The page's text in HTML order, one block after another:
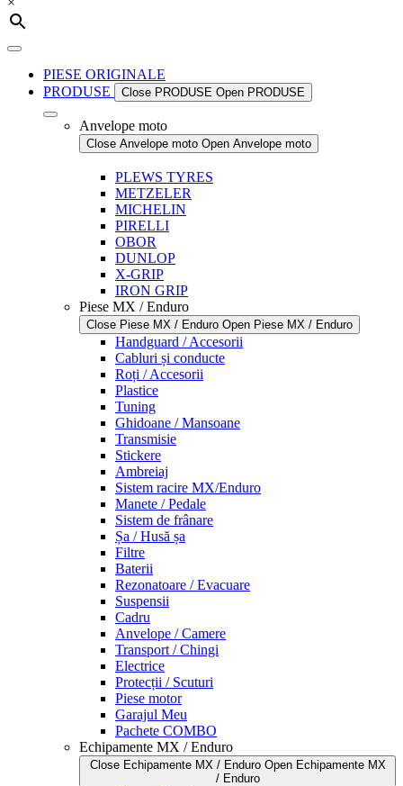
PIESE ORIGINALE
PRODUSE
Close PRODUSE Open PRODUSE
Anvelope moto
Close Anvelope moto Open Anvelope moto
PLEWS TYRES
METZELER
MICHELIN
PIRELLI
OBOR
DUNLOP
X-GRIP
IRON GRIP
Piese MX / Enduro
Close Piese MX / Enduro Open Piese MX / Enduro
Handguard / Accesorii
Cabluri și conducte
Roți / Accesorii
Plastice
Tuning
Ghidoane / Mansoane
Transmisie
Stickere
Ambreiaj
Sistem racire MX/Enduro
Manete / Pedale
Sistem de frânare
Șa / Husă șa
Filtre
Baterii
Rezonatoare / Evacuare
Suspensii
Cadru
Anvelope / Camere
Transport / Chingi
Electrice
Protecții / Scuturi
Piese motor
Garajul Meu
Pachete COMBO
Echipamente MX / Enduro
Close Echipamente MX / Enduro Open Echipamente MX
/ Enduro